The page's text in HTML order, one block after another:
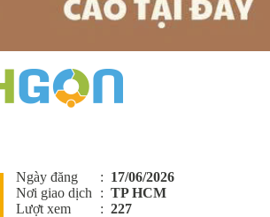
Ngày đăng : 17/06/2026
Nơi giao dịch
: TP HCM
Lượt xem
: 227